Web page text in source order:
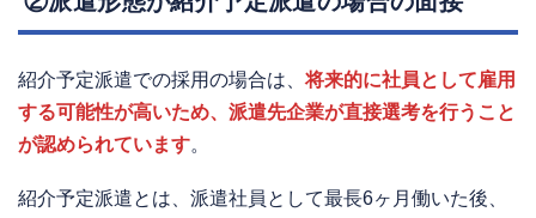
紹介予定派遣での採用の場合は、将来的に社員として雇用
する可能性が高いため、派遣先企業が直接選考を行うこと
が認められています。
紹介予定派遣とは、派遣社員として最長6ヶ月働いた後、